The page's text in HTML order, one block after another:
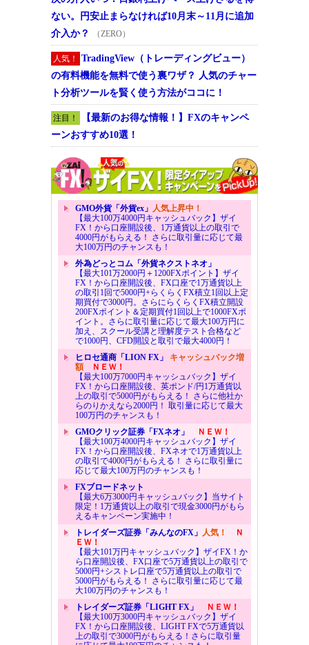
ない。円安止まらなければ10月末～11月に追加
介入か？
（ZERO）
人気！
TradingView（トレーディングビュー）
の有料機能を無料で使う裏ワザ？ 人気のチャー
ト分析ツールを賢く使う方法がココに！
注目！
【最新のお得な情報！】FXのキャンペ
ーンおすすめ10選！
GMO外貨「外貨ex」 人気上昇中！
【最大100万4000円キャッシュバック】ザイ
FX！から口座開設後、1万通貨以上の取引で
4000円がもらえる！ さらに取引量に応じて最
大100万円のチャンスも！
外為どっとコム「外貨ネクストネオ」
【最大101万2000円＋1200FXポイント】ザイ
FX！から口座開設後、FX口座で1万通貨以上
の取引1回で5000円+らくらくFX積立1回以上定
期買付で3000円。さらにらくらくFX積立開設
200FXポイント＆定期買付1回以上で1000FXポ
イント。さらに取引量に応じて最大100万円に
加え、スクール受講と理解度テスト合格など
で1000円、CFD開設と取引で最大4000円！
ヒロセ通商「LION FX」 キャッシュバック増
額ＮＥＷ！
【最大100万7000円キャッシュバック】ザイ
FX！から口座開設後、英ポンド/円1万通貨以
上の取引で5000円がもらえる！ さらに他社か
らのりかえなら2000円！ 取引量に応じて最大
100万円のチャンスも！
GMOクリック証券「FXネオ」
ＮＥＷ！
【最大100万4000円キャッシュバック】ザイ
FX！から口座開設後、FXネオで1万通貨以上
の取引で4000円がもらえる！ さらに取引量に
応じて最大100万円のチャンスも！
FXブロードネット
【最大6万3000円キャッシュバック】当サイト
限定！1万通貨以上の取引で現金3000円がもら
えるキャンペーン実施中！
トレイダーズ証券「みんなのFX」 人気！
Ｎ
ＥＷ！
【最大101万円キャッシュバック】ザイFX！か
ら口座開設後、FX口座で5万通貨以上の取引で
5000円+シストレ口座で5万通貨以上の取引で
5000円がもらえる！ さらに取引量に応じて最
大100万円のチャンスも！
トレイダーズ証券「LIGHT FX」
ＮＥＷ！
【最大100万3000円キャッシュバック】ザイ
FX！から口座開設後、LIGHT FXで5万通貨以
上の取引で3000円がもらえる！さらに取引量